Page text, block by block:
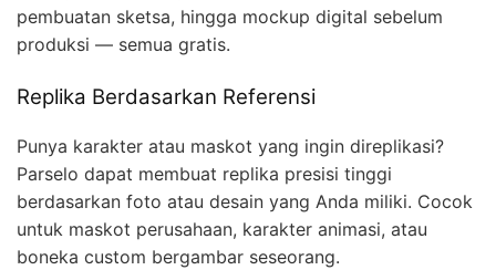
pembuatan sketsa, hingga mockup digital sebelum
produksi — semua gratis.
Replika Berdasarkan Referensi
Punya karakter atau maskot yang ingin direplikasi?
Parselo dapat membuat replika presisi tinggi
berdasarkan foto atau desain yang Anda miliki. Cocok
untuk maskot perusahaan, karakter animasi, atau
boneka custom bergambar seseorang.